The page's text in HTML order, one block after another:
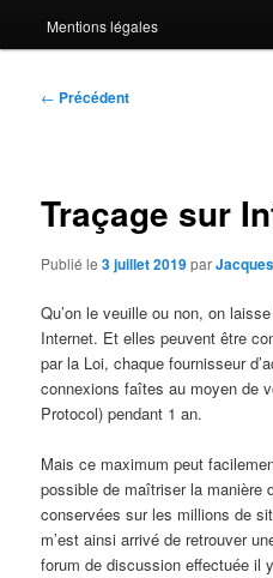
Mentions légales
Navigation
← Précédent
Traçage sur
Publié le3 juillet 2019par
Qu’on le veuille ou non, on
Internet. Et elles peuvent être
par la Loi, chaque fournisseur
connexions faîtes au moyen de
Protocol) pendant 1 an.
Mais ce maximum peut
possible de maîtriser la manière
conservées sur les millions de
m’est ainsi arrivé de retrouver
forum de discussion effectuée il